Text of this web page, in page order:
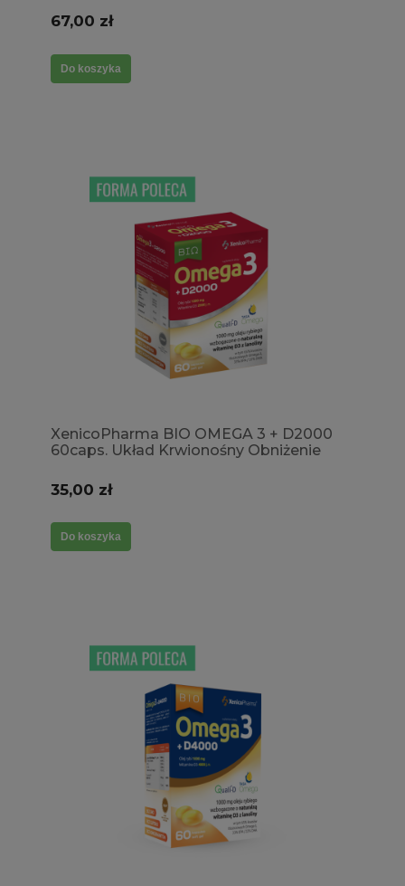
67,00 zł
Do koszyka
XenicoPharma BIO OMEGA 3 + D2000
60caps. Układ Krwionośny Obniżenie
Odporność Witamina D3
35,00 zł
Do koszyka